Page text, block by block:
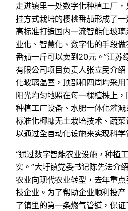
走进镇里一处数字化种植工厂
挂方式栽培的樱桃番茄形成了一
高标准打造国内一流智能化玻
业化、智慧化、数字化的手段
番茄一斤可以卖到20元。”江苏
有限公司项目负责人张立民介
化玻璃温室，顶部和四周均采
阳光均匀地照在每一棵植株上
种植工厂设备、水肥一体化灌溉
标准化椰糠无土栽培技术、蔬
以通过全自动化设施来实现科学
“通过数字智能农业设施，种植
实。”大圩镇党委书记陈先法介
农业向现代农业转型，去年重
技企业。为了帮助企业顺利投
了镇里的第一条燃气管道，保证